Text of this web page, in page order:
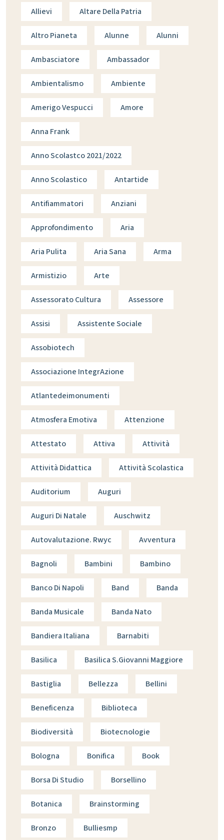
Allievi Altare Della Patria
Altro Pianeta Alunne Alunni
Ambasciatore Ambassador
Ambientalismo Ambiente
Amerigo Vespucci Amore
Anna Frank
Anno Scolastco 2021/2022
Anno Scolastico Antartide
Antifiammatori Anziani
Approfondimento Aria
Aria Pulita Aria Sana Arma
Armistizio Arte
Assessorato Cultura Assessore
Assisi Assistente Sociale
Assobiotech
Associazione IntegrAzione
Atlantedeimonumenti
Atmosfera Emotiva Attenzione
Attestato Attiva Attività
Attività Didattica Attività Scolastica
Auditorium Auguri
Auguri Di Natale Auschwitz
Autovalutazione. Rwyc Avventura
Bagnoli Bambini Bambino
Banco Di Napoli Band Banda
Banda Musicale Banda Nato
Bandiera Italiana Barnabiti
Basilica Basilica S.giovanni Maggiore
Bastiglia Bellezza Bellini
Beneficenza Biblioteca
Biodiversità Biotecnologie
Bologna Bonifica Book
Borsa Di Studio Borsellino
Botanica Brainstorming
Bronzo Bulliesmp